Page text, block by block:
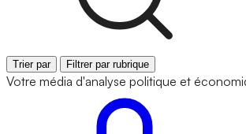
Trier par Filtrer par rubrique
Votre média d'analyse politique et